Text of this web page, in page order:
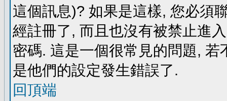
這個訊息)? 如果是這樣, 您必須
經註冊了, 而且也沒有被禁止進
密碼. 這是一個很常見的問題,
是他們的設定發生錯誤了.
回頂端